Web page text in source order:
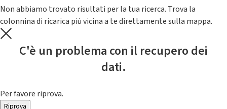
Non abbiamo trovato risultati per la tua ricerca. Trova la
colonnina di ricarica piú vicina a te direttamente sulla mappa.
C'è un problema con il recupero dei
dati.
Per favore riprova.
Riprova